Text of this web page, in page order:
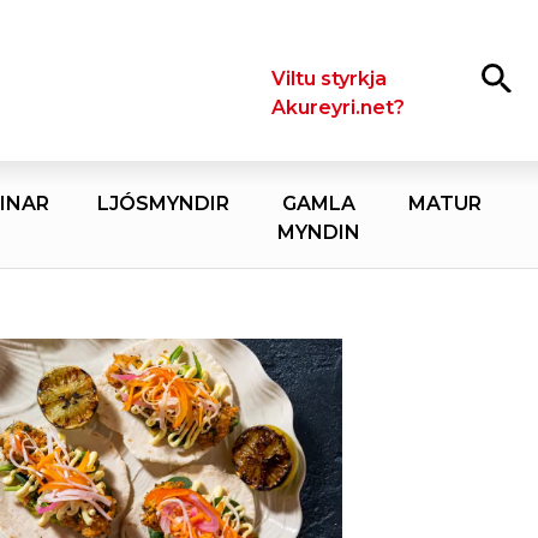
LeitaViltu styrkja
Akureyri.net?
LJÓSMYNDIR
GAMLA
MYNDIN
MATUR